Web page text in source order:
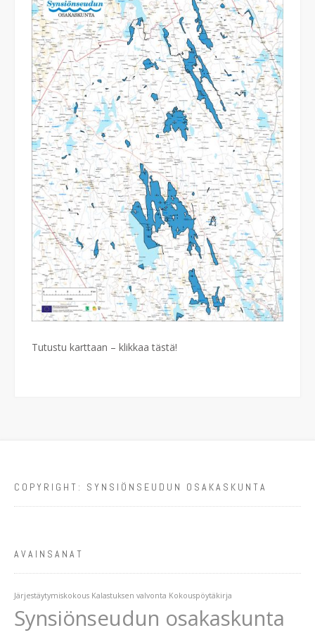
Tutustu karttaan – klikkaa tästä!
COPYRIGHT: SYNSIÖNSEUDUN OSAKASKUNTA
AVAINSANAT
Järjestäytymiskokous Kalastuksen valvonta Kokouspöytäkirja
Synsiönseudun osakaskunta